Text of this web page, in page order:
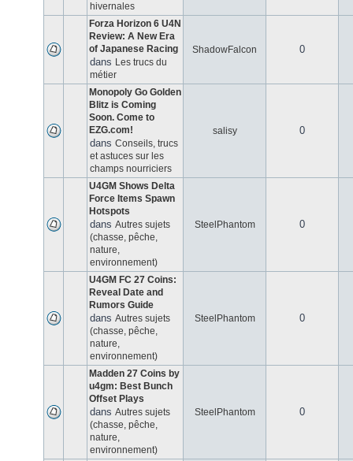
hivernales
Forza Horizon 6 U4N
Review: A New Era
of Japanese Racing
dans Les trucs du
métier
ShadowFalcon 0
Monopoly Go Golden
Blitz is Coming
Soon. Come to
EZG.com!
dans Conseils, trucs
et astuces sur les
champs nourriciers
salisy 0
U4GM Shows Delta
Force Items Spawn
Hotspots
dans Autres sujets
(chasse, pêche,
nature,
environnement)
SteelPhantom 0
U4GM FC 27 Coins:
Reveal Date and
Rumors Guide
dans Autres sujets
(chasse, pêche,
nature,
environnement)
SteelPhantom 0
Madden 27 Coins by
u4gm: Best Bunch
Offset Plays
dans Autres sujets
(chasse, pêche,
nature,
environnement)
SteelPhantom 0